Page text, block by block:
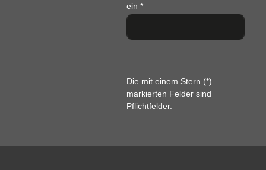
ein*
Die mit einem Stern (*)
markierten Felder sind
Pflichtfelder.